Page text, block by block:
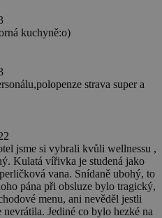
kuchyně:o)
strava super a
jsme si vybrali kvůli wellnessu ,
Kulatá vířivka je studená jako
vana. Snídaně ubohý, to
pána při obsluze bylo tragický,
menu, ani nevěděl jestli
Jediné co bylo hezké na